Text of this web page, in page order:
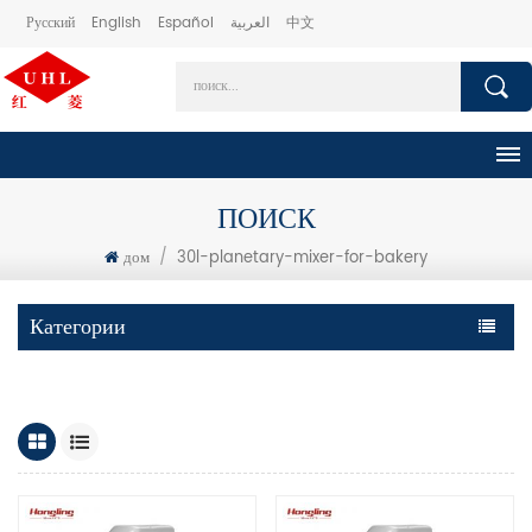
Русский English Español العربية 中文
ПОИСК
дом / 30l-planetary-mixer-for-bakery
Категории